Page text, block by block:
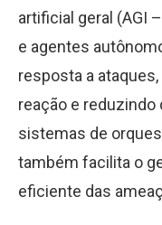
artificial geral (AGI
e agentes
resposta a
reação e reduzindo
sistemas de
também facilita o
eficiente das